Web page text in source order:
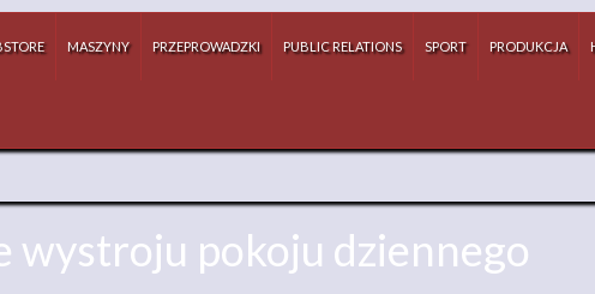
MASZYNY PRZEPROWADZKI PUBLIC RELATIONS SPORT PRODUKCJA
wystroju pokoju dziennego